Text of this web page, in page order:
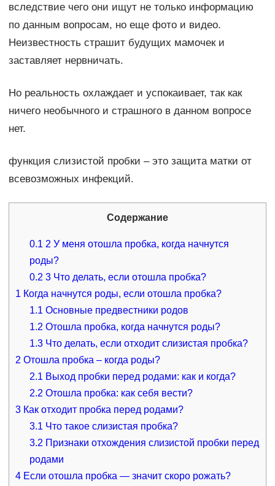
вследствие чего они ищут не только информацию
по данным вопросам, но еще фото и видео.
Неизвестность страшит будущих мамочек и
заставляет нервничать.
Но реальность охлаждает и успокаивает, так как
ничего необычного и страшного в данном вопросе
нет.
функция слизистой пробки – это защита матки от
всевозможных инфекций.
Содержание
0.1 2 У меня отошла пробка, когда начнутся
роды?
0.2 3 Что делать, если отошла пробка?
1 Когда начнутся роды, если отошла пробка?
1.1 Основные предвестники родов
1.2 Отошла пробка, когда начнутся роды?
1.3 Что делать, если отходит слизистая пробка?
2 Отошла пробка – когда роды?
2.1 Выход пробки перед родами: как и когда?
2.2 Отошла пробка: как себя вести?
3Как отходит пробка перед родами?
3.1 Что такое слизистая пробка?
3.2 Признаки отхождения слизистой пробки перед
родами
4Если отошла пробка — значит скоро рожать?